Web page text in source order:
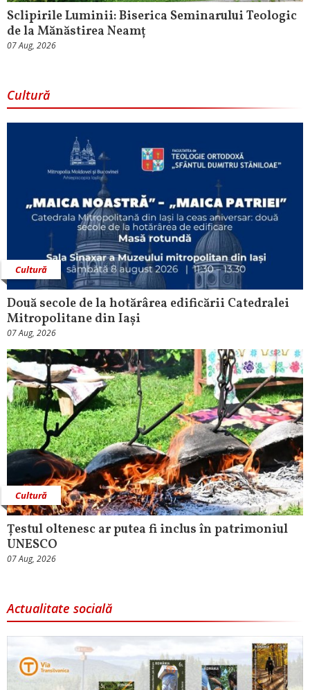
Sclipirile Luminii: Biserica Seminarului Teologic
de la Mănăstirea Neamț
07 Aug, 2026
Cultură
Cultură
Două secole de la hotărârea edificării Catedralei
Mitropolitane din Iași
07 Aug, 2026
Cultură
Țestul oltenesc ar putea fi inclus în patrimoniul
UNESCO
07 Aug, 2026
Actualitate socială